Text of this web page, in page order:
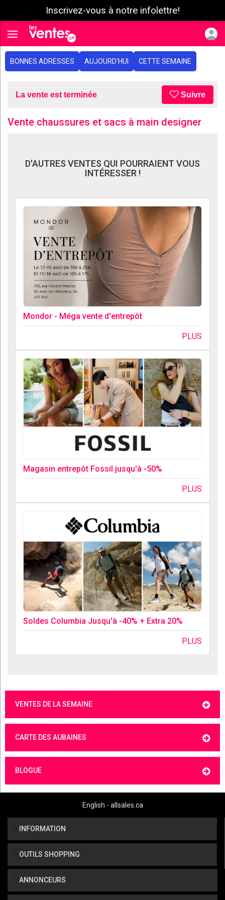
Inscrivez-vous à notre infolettre!
Toggle navigation
BONNES ADRESSES AUJOURD'HUI CETTE SEMAINE
La vente est terminée Suivre
Vente chaussures et sacs à main designer
D'AUTRES VENTES QUI POURRAIENT VOUS
INTÉRESSER !
Mondor - Méga vente d'entrepôt
PLUS
Magasin entrepôt Fossil jusqu'à -50%
PLUS
Soldes Columbia Jusqu'à -40% + Extra 20%
PLUS
VENTES DE LA SEMAINE
CARTE DES AUBAINES
BLOGUE
English - allsales.ca
INFORMATION
OUTILS SHOPPING
ANNONCEURS